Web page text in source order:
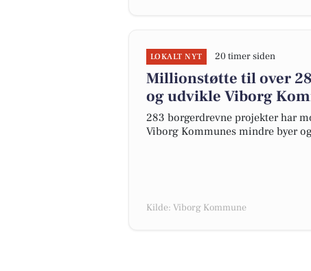
LOKALT NYT 20 timer siden
Millionstøtte til over
og udvikle Viborg
283 borgerdrevne projekter har
Viborg Kommunes mindre byer
Kilde: Viborg Kommune